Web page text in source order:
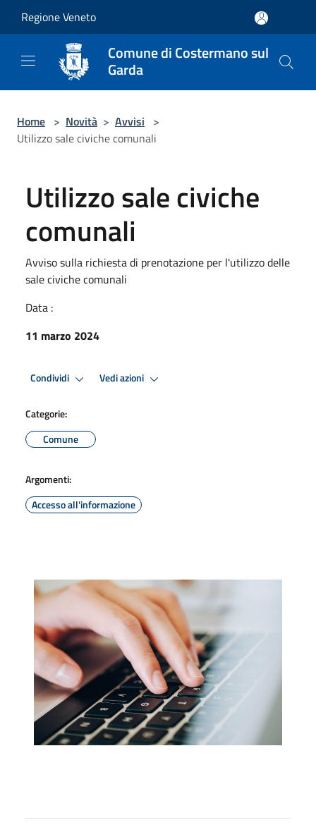
Regione Veneto
Comune di Costermano sul
Garda
Home > Novità > Avvisi >
Utilizzo sale civiche comunali
Utilizzo sale civiche
comunali
Avviso sulla richiesta di prenotazione per l'utilizzo delle
sale civiche comunali
Data :
11 marzo 2024
Condividi Vedi azioni
Categorie:
Comune
Argomenti:
Accesso all'informazione